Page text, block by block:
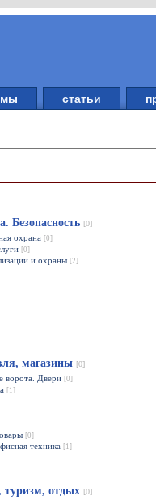
статьи
Безопасность [0]
охрана[0]
[0]
и охраны[2]
магазины [0]
ворота. Двери[0]
[1]
[0]
техника[1]
туризм, отдых [0]